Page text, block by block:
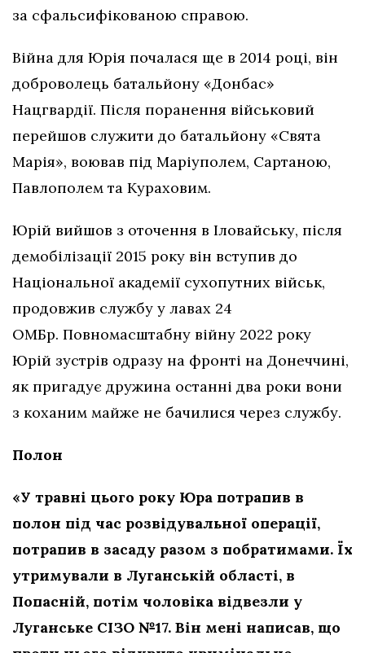
за сфальсифікованою справою.
Війна для Юрія почалася ще в 2014 році, він
доброволець батальйону «Донбас»
Нацгвардії. Після поранення військовий
перейшов служити до батальйону «Свята
Марія», воював під Маріуполем, Сартаною,
Павлополем та Кураховим.
Юрій вийшов з оточення в Іловайську, після
демобілізації 2015 року він вступив до
Національної академії сухопутних військ,
продовжив службу у лавах 24
ОМБр. Повномасштабну війну 2022 року
Юрій зустрів одразу на фронті на Донеччині,
як пригадує дружина останні два роки вони
з коханим майже не бачилися через службу.
Полон
«У травні цього року Юра потрапив в
полон під час розвідувальної операції,
потрапив в засаду разом з побратимами. Їх
утримували в Луганській області, в
Попасній, потім чоловіка відвезли у
Луганське СІЗО №17. Він мені написав, що